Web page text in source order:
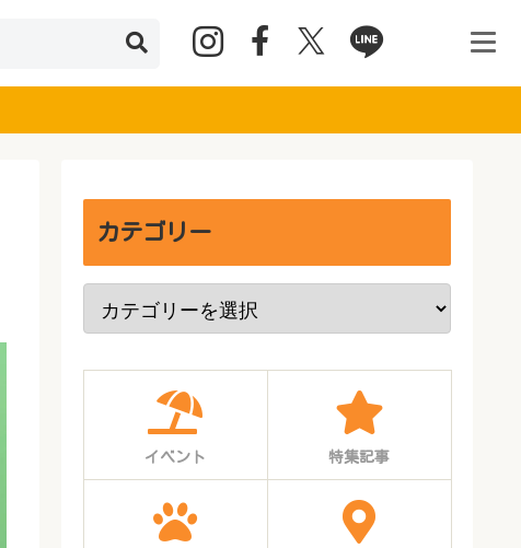
カテゴリー
イベント 特集記事